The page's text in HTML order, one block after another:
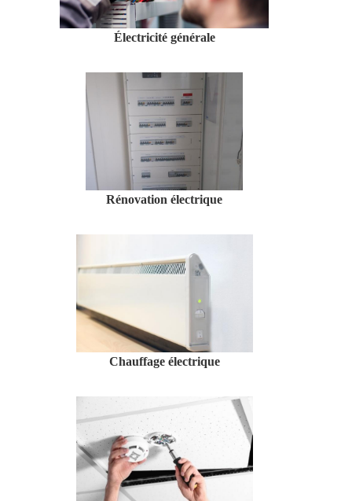
Électricité générale
Rénovation électrique
Chauffage électrique